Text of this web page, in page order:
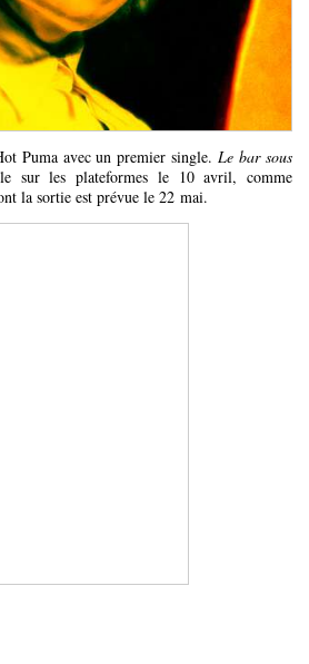
Puma avec un premier single.Le bar sous
sur les plateformes le 10 avril, comme
la sortie est prévue le 22 mai.